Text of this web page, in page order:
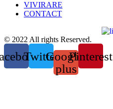
VIVIRARE
CONTACT
© 2022 All rights Reserved.
TwitterGoogle-
plus
Pinterest